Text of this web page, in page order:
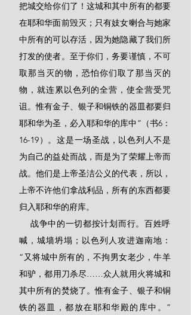
把城交给你们了！这城和其中所有的都要
在耶和华面前毁灭；只有妓女喇合与她家
中所有的可以存活，因为她隐藏了我们所
打发的使者。至于你们，务要谨慎，不可
取那当灭的物，恐怕你们取了那当灭的
物，就连累以色列的全营，使全营受咒
诅。惟有金子、银子和铜铁的器皿都要归
耶和华为圣，必入耶和华的库中”（书6：
16-19）。这是一场圣战，以色列人不是
为自己的益处而战，而是为了荣耀上帝而
战。他们是上帝圣洁公义的代表，所以，
上帝不许他们拿战利品，所有的东西都要
归入耶和华的府库。
喊，城墙坍塌；以色列人攻进迦南地：
“又将城中所有的，不拘男女老少，牛羊
和驴，都用刀杀尽……众人就用火将城和
其中所有的焚烧了。惟有金子、银子和铜
铁的器皿，都放在耶和华殿的库中。”